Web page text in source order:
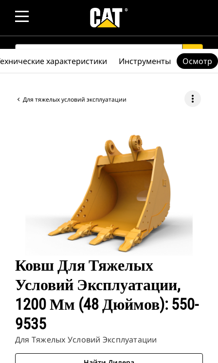
SEARCH search
Для тяжелых условий эксплуатации more_vert
Ковш Для Тяжелых
Условий Эксплуатации,
1200 Мм (48 Дюймов): 550-
9535
Для Тяжелых Условий Эксплуатации
характеристики Инструменты Осмотр